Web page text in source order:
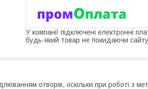
У компанії підключені електронні
будь-який товар не покидаючи
отворів, оскільки при роботі з